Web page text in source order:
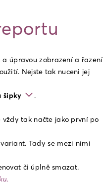
úpravou zobrazení a řazení
Nejste tak nuceni jej
šipky
.
vždy tak načte jako první po
Tady se mezi nimi
či úplně smazat.